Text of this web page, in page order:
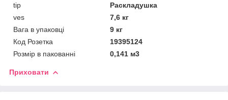
tip
Раскладушка
ves
7,6 кг
Вага в упаковці
9 кг
Код Розетка
19395124
Розмір в пакованні
0,141 м3
Приховати